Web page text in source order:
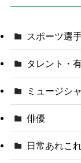
スポーツ選
タレント・
ミュージシ
俳優
日常あれこ